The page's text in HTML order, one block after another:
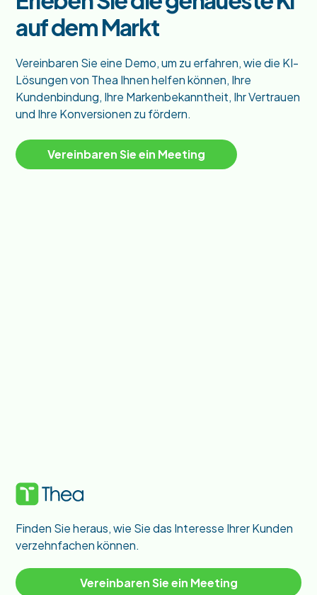
auf dem Markt
Vereinbaren Sie eine Demo, um zu erfahren, wie die KI-
Lösungen von Thea Ihnen helfen können, Ihre
Kundenbindung, Ihre Markenbekanntheit, Ihr Vertrauen
und Ihre Konversionen zu fördern.
Vereinbaren Sie ein Meeting
Finden Sie heraus, wie Sie das Interesse Ihrer Kunden
verzehnfachen können.
Vereinbaren Sie ein Meeting